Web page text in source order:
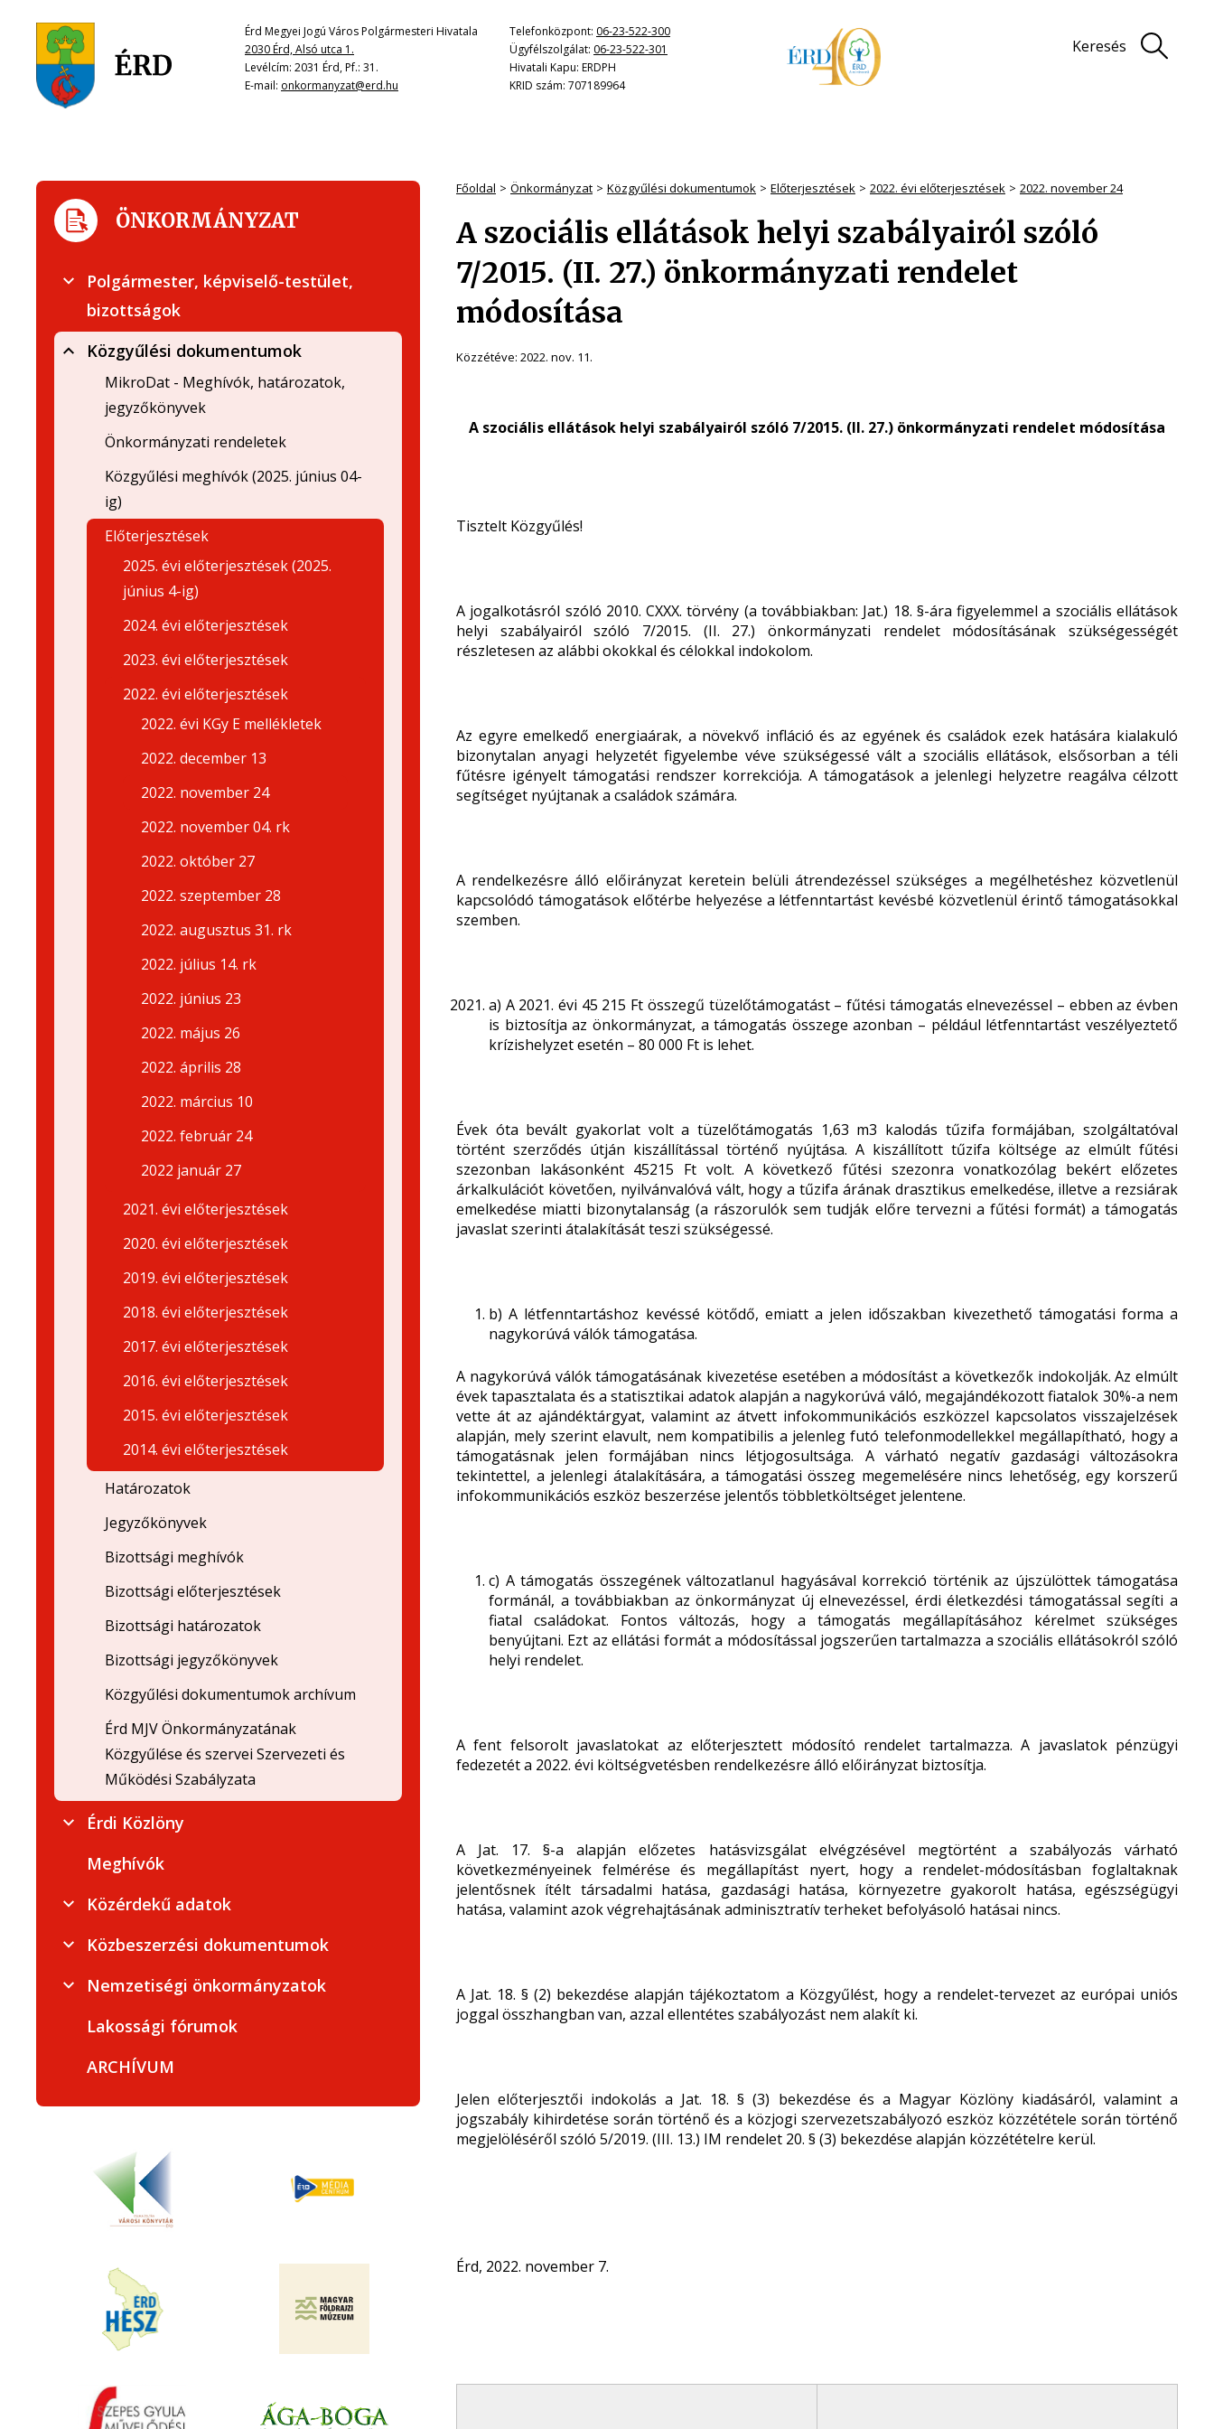
Érd Megyei Jogú Város Polgármesteri Hivatala
2030 Érd, Alsó utca 1.
Levélcím: 2031 Érd, Pf.: 31.
E-mail: onkormanyzat@erd.hu
Telefonközpont: 06-23-522-300
Ügyfélszolgálat: 06-23-522-301
Hivatali Kapu: ERDPH
KRID szám: 707189964
Keresés
Főoldal Önkormányzat Közgyűlési dokumentumok Előterjesztések 2022. évi előterjesztések 2022. november 24
A szociális ellátások helyi szabályairól szóló
7/2015. (II. 27.) önkormányzati rendelet
módosítása
Közzétéve: 2022. nov. 11.
A szociális ellátások helyi szabályairól szóló 7/2015. (II. 27.) önkormányzati rendelet módosítása
Tisztelt Közgyűlés!
A jogalkotásról szóló 2010. CXXX. törvény (a továbbiakban: Jat.) 18. §-ára figyelemmel a szociális ellátások
helyi szabályairól szóló 7/2015. (II. 27.) önkormányzati rendelet módosításának szükségességét
részletesen az alábbi okokkal és célokkal indokolom.
Az egyre emelkedő energiaárak, a növekvő infláció és az egyének és családok ezek hatására kialakuló
bizonytalan anyagi helyzetét figyelembe véve szükségessé vált a szociális ellátások, elsősorban a téli
fűtésre igényelt támogatási rendszer korrekciója. A támogatások a jelenlegi helyzetre reagálva célzott
segítséget nyújtanak a családok számára.
A rendelkezésre álló előirányzat keretein belüli átrendezéssel szükséges a megélhetéshez közvetlenül
kapcsolódó támogatások előtérbe helyezése a létfenntartást kevésbé közvetlenül érintő támogatásokkal
szemben.
a) A 2021. évi 45 215 Ft összegű tüzelőtámogatást – fűtési támogatás elnevezéssel – ebben az évben
is biztosítja az önkormányzat, a támogatás összege azonban – például létfenntartást veszélyeztető
krízishelyzet esetén – 80 000 Ft is lehet.
Évek óta bevált gyakorlat volt a tüzelőtámogatás 1,63 m3 kalodás tűzifa formájában, szolgáltatóval
történt szerződés útján kiszállítással történő nyújtása. A kiszállított tűzifa költsége az elmúlt fűtési
szezonban lakásonként 45215 Ft volt. A következő fűtési szezonra vonatkozólag bekért előzetes
árkalkulációt követően, nyilvánvalóvá vált, hogy a tűzifa árának drasztikus emelkedése, illetve a rezsiárak
emelkedése miatti bizonytalanság (a rászorulók sem tudják előre tervezni a fűtési formát) a támogatás
javaslat szerinti átalakítását teszi szükségessé.
b) A létfenntartáshoz kevéssé kötődő, emiatt a jelen időszakban kivezethető támogatási forma a
nagykorúvá válók támogatása.
A nagykorúvá válók támogatásának kivezetése esetében a módosítást a következők indokolják. Az elmúlt
évek tapasztalata és a statisztikai adatok alapján a nagykorúvá váló, megajándékozott fiatalok 30%-a nem
vette át az ajándéktárgyat, valamint az átvett infokommunikációs eszközzel kapcsolatos visszajelzések
alapján, mely szerint elavult, nem kompatibilis a jelenleg futó telefonmodellekkel megállapítható, hogy a
támogatásnak jelen formájában nincs létjogosultsága. A várható negatív gazdasági változásokra
tekintettel, a jelenlegi átalakítására, a támogatási összeg megemelésére nincs lehetőség, egy korszerű
infokommunikációs eszköz beszerzése jelentős többletköltséget jelentene.
c) A támogatás összegének változatlanul hagyásával korrekció történik az újszülöttek támogatása
formánál, a továbbiakban az önkormányzat új elnevezéssel, érdi életkezdési támogatással segíti a
fiatal családokat. Fontos változás, hogy a támogatás megállapításához kérelmet szükséges
benyújtani. Ezt az ellátási formát a módosítással jogszerűen tartalmazza a szociális ellátásokról szóló
helyi rendelet.
A fent felsorolt javaslatokat az előterjesztett módosító rendelet tartalmazza. A javaslatok pénzügyi
fedezetét a 2022. évi költségvetésben rendelkezésre álló előirányzat biztosítja.
A Jat. 17. §-a alapján előzetes hatásvizsgálat elvégzésével megtörtént a szabályozás várható
következményeinek felmérése és megállapítást nyert, hogy a rendelet-módosításban foglaltaknak
jelentősnek ítélt társadalmi hatása, gazdasági hatása, környezetre gyakorolt hatása, egészségügyi
hatása, valamint azok végrehajtásának adminisztratív terheket befolyásoló hatásai nincs.
A Jat. 18. § (2) bekezdése alapján tájékoztatom a Közgyűlést, hogy a rendelet-tervezet az európai uniós
joggal összhangban van, azzal ellentétes szabályozást nem alakít ki.
Jelen előterjesztői indokolás a Jat. 18. § (3) bekezdése és a Magyar Közlöny kiadásáról, valamint a
jogszabály kihirdetése során történő és a közjogi szervezetszabályozó eszköz közzététele során történő
megjelöléséről szóló 5/2019. (III. 13.) IM rendelet 20. § (3) bekezdése alapján közzétételre kerül.
Érd, 2022. november 7.
ÖNKORMÁNYZAT
Polgármester, képviselő-testület,
bizottságok
Közgyűlési dokumentumok
MikroDat - Meghívók, határozatok,
jegyzőkönyvek
Önkormányzati rendeletek
Közgyűlési meghívók (2025. június 04-
ig)
Előterjesztések
2025. évi előterjesztések (2025.
június 4-ig)
2024. évi előterjesztések
2023. évi előterjesztések
2022. évi előterjesztések
2022. évi KGy E mellékletek
2022. december 13
2022. november 24
2022. november 04. rk
2022. október 27
2022. szeptember 28
2022. augusztus 31. rk
2022. július 14. rk
2022. június 23
2022. május 26
2022. április 28
2022. március 10
2022. február 24
2022 január 27
2021. évi előterjesztések
2020. évi előterjesztések
2019. évi előterjesztések
2018. évi előterjesztések
2017. évi előterjesztések
2016. évi előterjesztések
2015. évi előterjesztések
2014. évi előterjesztések
Határozatok
Jegyzőkönyvek
Bizottsági meghívók
Bizottsági előterjesztések
Bizottsági határozatok
Bizottsági jegyzőkönyvek
Közgyűlési dokumentumok archívum
Érd MJV Önkormányzatának
Közgyűlése és szervei Szervezeti és
Működési Szabályzata
Érdi Közlöny
Meghívók
Közérdekű adatok
Közbeszerzési dokumentumok
Nemzetiségi önkormányzatok
Lakossági fórumok
ARCHÍVUM